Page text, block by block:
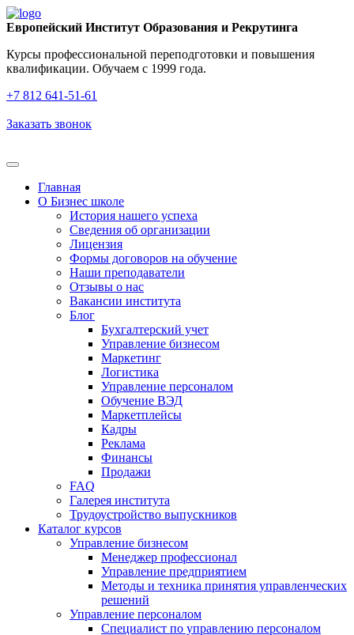
Европейский Институт Образования и Рекрутинга
Курсы профессиональной переподготовки и повышения
квалификации. Обучаем с 1999 года.
+7 812 641‑51‑61
Заказать звонок
Главная
О Бизнес школе
История нашего успеха
Cведения об организации
Лицензия
Формы договоров на обучение
Наши преподаватели
Отзывы о нас
Вакансии института
Блог
Бухгалтерский учет
Управление бизнесом
Маркетинг
Логистика
Управление персоналом
Обучение ВЭД
Маркетплейсы
Кадры
Реклама
Финансы
Продажи
FAQ
Галерея института
Трудоустройство выпускников
Каталог курсов
Управление бизнесом
Менеджер профессионал
Управление предприятием
Методы и техника принятия управленческих
решений
Управление персоналом
Специалист по управлению персоналом